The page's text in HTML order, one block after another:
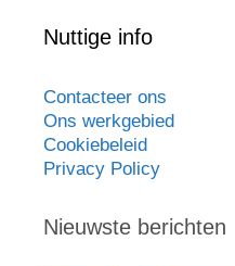
Nuttige info
Contacteer ons
Ons werkgebied
Cookiebeleid
Privacy Policy
Nieuwste berichten